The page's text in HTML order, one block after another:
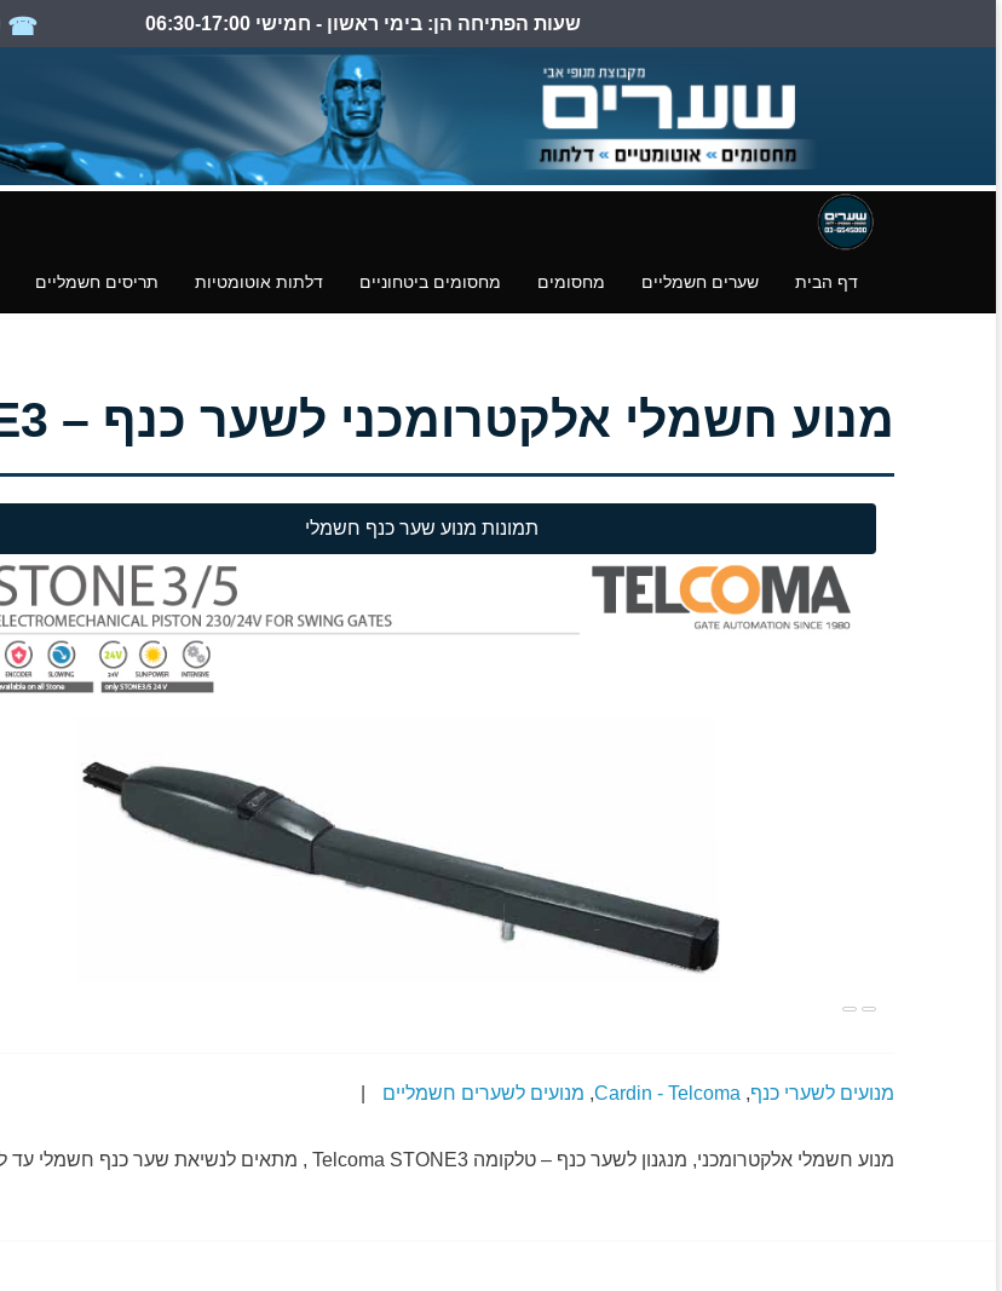
שעות הפתיחה הן: בימי ראשון - חמישי 06:30-17:00
דף הבית שערים חשמליים מחסומים מחסומים ביטחוניים דלתות אוטומטיות תריסים חשמליים
מנוע חשמלי אלקטרומכני לשער כנף – Telcoma STONE3
תמונות מנוע שער כנף חשמלי
מנועים לשערי כנף,
Cardin - Telcoma
, מנועים לשערים חשמליים
מנוע חשמלי אלקטרומכני, מנגנון לשער כנף – טלקומה Telcoma STONE3 , מתאים לנשיאת שער כנף חשמלי עד לאורך 3 מטרים.